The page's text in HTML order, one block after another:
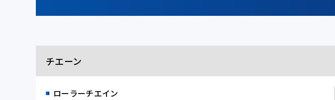
チエーン
ローラーチエイン